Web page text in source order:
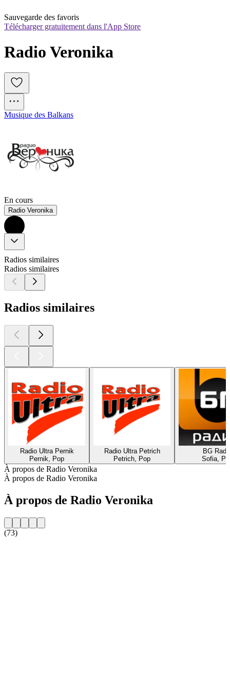
Sauvegarde des favoris
Télécharger gratuitement dans l'App Store
Radio Veronika
Musique des Balkans
En cours
Radio Veronika
Radios similaires
Radios similaires
Radios similaires
Radio Ultra Pernik
Pernik, Pop
Radio Ultra Petrich
Petrich, Pop
BG
Sofia,
À propos de Radio Veronika
À propos de Radio Veronika
À propos de Radio Veronika
(73)